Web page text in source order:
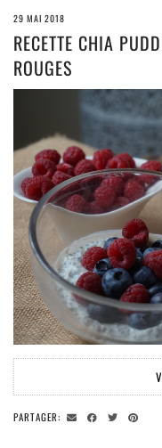
29 MAI 2018
RECETTE CHIA
ROUGES
PARTAGER: